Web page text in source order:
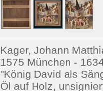
Kager, Johann
1575 München -
"König David als
Öl auf Holz,